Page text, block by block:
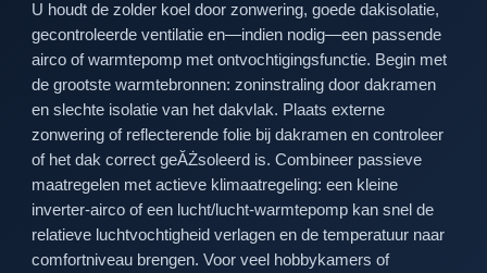
U houdt de zolder koel door zonwering, goede dakisolatie,
gecontroleerde ventilatie en—indien nodig—een passende
airco of warmtepomp met ontvochtigingsfunctie. Begin met
de grootste warmtebronnen: zoninstraling door dakramen
en slechte isolatie van het dakvlak. Plaats externe
zonwering of reflecterende folie bij dakramen en controleer
of het dak correct geĂŻsoleerd is. Combineer passieve
maatregelen met actieve klimaatregeling: een kleine
inverter-airco of een lucht/lucht-warmtepomp kan snel de
relatieve luchtvochtigheid verlagen en de temperatuur naar
comfortniveau brengen. Voor veel hobbykamers of